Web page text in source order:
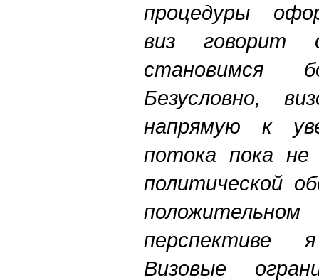
процедуры
виз
становимся
Безусловно,
напрямую к
потока пока не
политической
перспективе
Визовые